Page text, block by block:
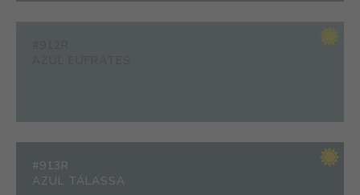
#913R
AZUL TÁLASSA